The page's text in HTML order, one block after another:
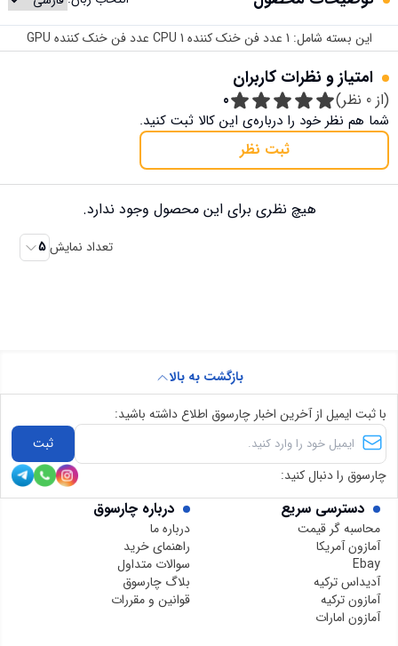
این بسته شامل: 1 عدد فن خنک کننده CPU 1 عدد فن خنک کننده GPU
امتیاز و نظرات کاربران
(از 0 نظر) 0
شما هم نظر خود را درباره‌ی این کالا ثبت کنید.
ثبت نظر
هیچ نظری برای این محصول وجود ندارد.
تعداد نمایش 5
دسترسی سریع
محاسبه گر قیمت
آمازون آمریکا
Ebay
آدیداس ترکیه
آمازون ترکیه
آمازون امارات
درباره چارسوق
درباره ما
راهنمای خرید
سوالات متداول
بلاگ چارسوق
قوانین و مقررات
بازگشت به بالا
با ثبت ایمیل از آخرین اخبار چارسوق اطلاع داشته باشید:
ثبت
چارسوق را دنبال کنید: